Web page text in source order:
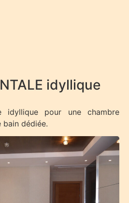
idyllique
idyllique pour une chambre
bain dédiée.